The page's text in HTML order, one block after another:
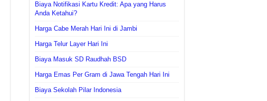
Biaya Notifikasi Kartu Kredit: Apa yang Harus
Anda Ketahui?
Harga Cabe Merah Hari Ini di Jambi
Harga Telur Layer Hari Ini
Biaya Masuk SD Raudhah BSD
Harga Emas Per Gram di Jawa Tengah Hari Ini
Biaya Sekolah Pilar Indonesia